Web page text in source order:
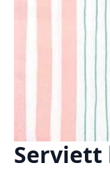
Serviett